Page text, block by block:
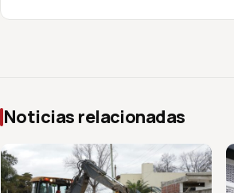
Noticias relacionadas